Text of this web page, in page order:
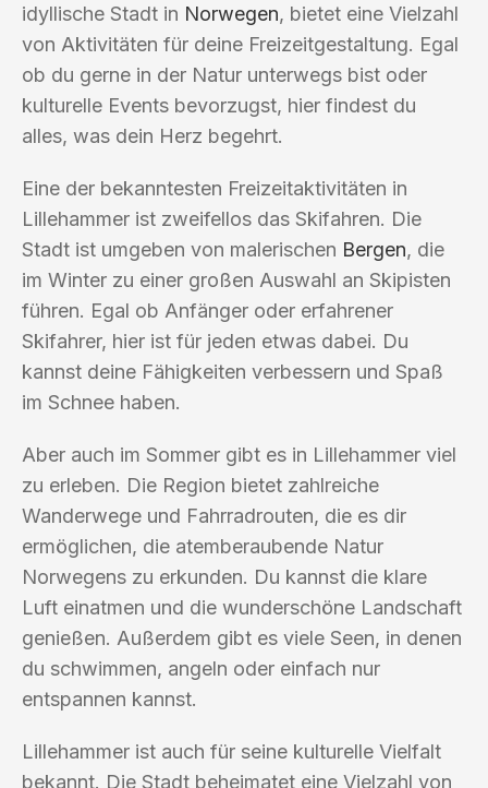
idyllische Stadt in Norwegen, bietet eine Vielzahl
von Aktivitäten für deine Freizeitgestaltung. Egal
ob du gerne in der Natur unterwegs bist oder
kulturelle Events bevorzugst, hier findest du
alles, was dein Herz begehrt.
Eine der bekanntesten Freizeitaktivitäten in
Lillehammer ist zweifellos das Skifahren. Die
Stadt ist umgeben von malerischen Bergen, die
im Winter zu einer großen Auswahl an Skipisten
führen. Egal ob Anfänger oder erfahrener
Skifahrer, hier ist für jeden etwas dabei. Du
kannst deine Fähigkeiten verbessern und Spaß
im Schnee haben.
Aber auch im Sommer gibt es in Lillehammer viel
zu erleben. Die Region bietet zahlreiche
Wanderwege und Fahrradrouten, die es dir
ermöglichen, die atemberaubende Natur
Norwegens zu erkunden. Du kannst die klare
Luft einatmen und die wunderschöne Landschaft
genießen. Außerdem gibt es viele Seen, in denen
du schwimmen, angeln oder einfach nur
entspannen kannst.
Lillehammer ist auch für seine kulturelle Vielfalt
bekannt. Die Stadt beheimatet eine Vielzahl von